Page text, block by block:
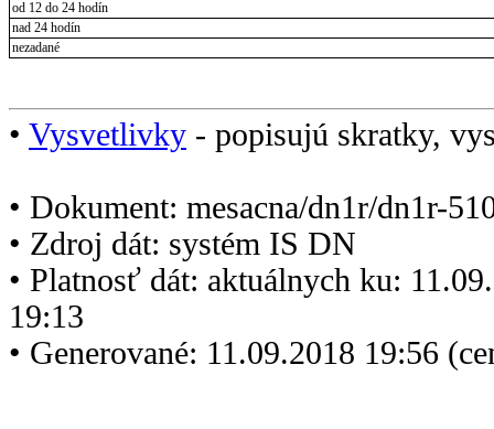
od 12 do 24 hodín
nad 24 hodín
nezadané
• Vysvetlivky - popisujú skratky,
• Dokument: mesacna/dn1r/dn1r-
• Zdroj dát: systém IS DN
• Platnosť dát: aktuálnych ku:
19:13
• Generované: 11.09.2018 19:56